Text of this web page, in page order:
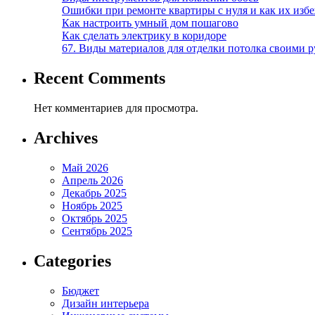
Ошибки при ремонте квартиры с нуля и как их
Как настроить умный дом пошагово
Как сделать электрику в коридоре
67. Виды материалов для отделки потолка своими
Recent Comments
Нет комментариев для просмотра.
Archives
Май 2026
Апрель 2026
Декабрь 2025
Ноябрь 2025
Октябрь 2025
Сентябрь 2025
Categories
Бюджет
Дизайн интерьера